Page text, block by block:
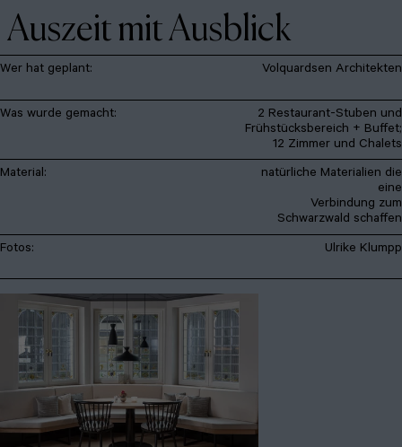
Auszeit mit Ausblick
Wer hat geplant: Volquardsen Architekten
Was wurde gemacht:
2 Restaurant-Stuben und
Frühstücksbereich + Buffet;
12 Zimmer und Chalets
Material:
natürliche Materialien die
eine
Verbindung zum
Schwarzwald schaffen
Fotos: Ulrike Klumpp